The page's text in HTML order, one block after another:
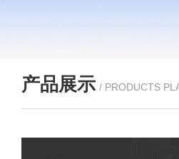
产品展示 / PRODUCTS